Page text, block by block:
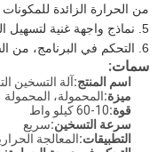
من الحرارة الزائدة
5. نماذج واجهة غنية لتسهيل التواصل مع PLC والكمبيوتر.
6. التحكم في البرنامج، من السهل تحقيق ترقية النظام.
سمات:
اسم المنتج:آلة التسخين
ميزة:المحمولة، المحمولة
قوة:10-60 كيلو واط
سرعة التسخين:سريع
التطبيقات:المعالجة